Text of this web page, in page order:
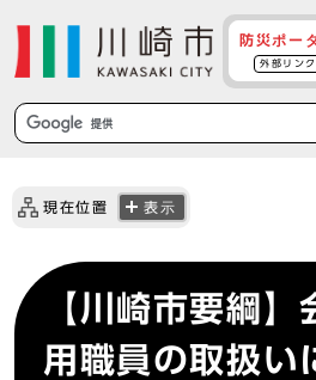
防災ポー
外部リンク
現在位置 表示
【川崎市要綱】
用職員の取扱い